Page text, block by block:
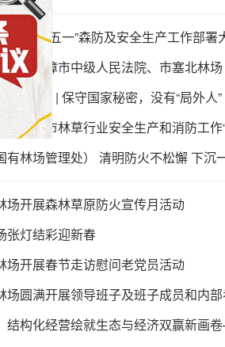
场召开“五一”森防及安全生产工作部署
全力保障市中级人民法院、市塞北林
全教育日 | 保守国家秘密，没有“局外人”
发《全市林草行业安全生产和消防工
有林场管理处） 清明防火不松懈 下沉
场开展森林草原防火宣传月活动
张灯结彩迎新春
场开展春节走访慰问老党员活动
场圆满开展领导班子及班子成员和内